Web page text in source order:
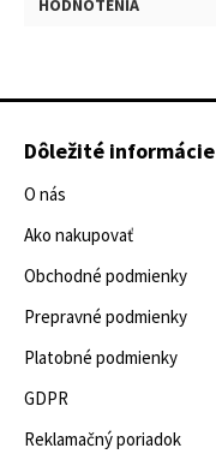
HODNOTENIA
Dôležité informácie
O nás
Ako nakupovať
Obchodné podmienky
Prepravné podmienky
Platobné podmienky
GDPR
Reklamačný poriadok